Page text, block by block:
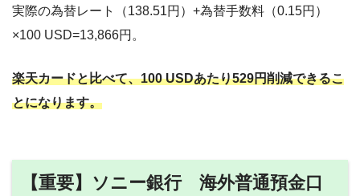
実際の為替レート（138.51円）+為替手数料（0.15円）
×100 USD=13,866円。
楽天カードと比べて、100 USDあたり529円削減できるこ
とになります。
【重要】ソニー銀行 海外普通預金口